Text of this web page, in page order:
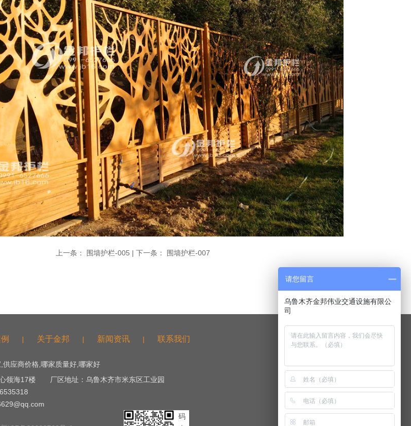
上一条： 围墙护栏-005 | 下一条： 围墙护栏-007
| 关于金邦 | 新闻资讯 | 联系我们
应商价格,哪家质量好,哪家好
领海17楼 厂区地址：乌鲁木齐市米东区工业园
码
请您留言
乌鲁木齐金邦伟业交通设施有限公